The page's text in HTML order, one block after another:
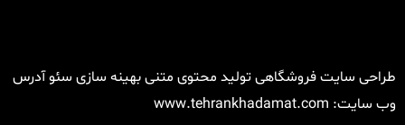
طراحی سایت فروشگاهی تولید محتوی متنی بهینه سازی سئو آدرس
وب سایت: www.tehrankhadamat.com